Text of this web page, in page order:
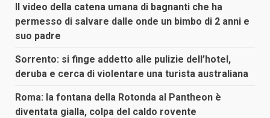
Il video della catena umana di bagnanti che ha
permesso di salvare dalle onde un bimbo di 2 anni e
suo padre
Sorrento: si finge addetto alle pulizie dell’hotel,
deruba e cerca di violentare una turista australiana
Roma: la fontana della Rotonda al Pantheon è
diventata gialla, colpa del caldo rovente